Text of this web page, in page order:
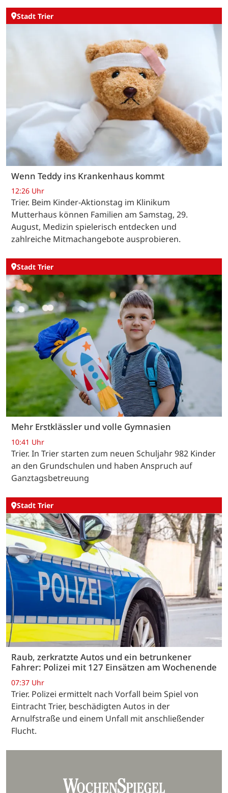
Stadt Trier
Wenn Teddy ins Krankenhaus kommt
12:26 Uhr
Trier. Beim Kinder-Aktionstag im Klinikum
Mutterhaus können Familien am Samstag, 29.
August, Medizin spielerisch entdecken und
zahlreiche Mitmachangebote ausprobieren.
Stadt Trier
Mehr Erstklässler und volle Gymnasien
10:41 Uhr
Trier. In Trier starten zum neuen Schuljahr 982 Kinder
an den Grundschulen und haben Anspruch auf
Ganztagsbetreuung
Stadt Trier
Raub, zerkratzte Autos und ein betrunkener
Fahrer: Polizei mit 127 Einsätzen am Wochenende
07:37 Uhr
Trier. Polizei ermittelt nach Vorfall beim Spiel von
Eintracht Trier, beschädigten Autos in der
Arnulfstraße und einem Unfall mit anschließender
Flucht.